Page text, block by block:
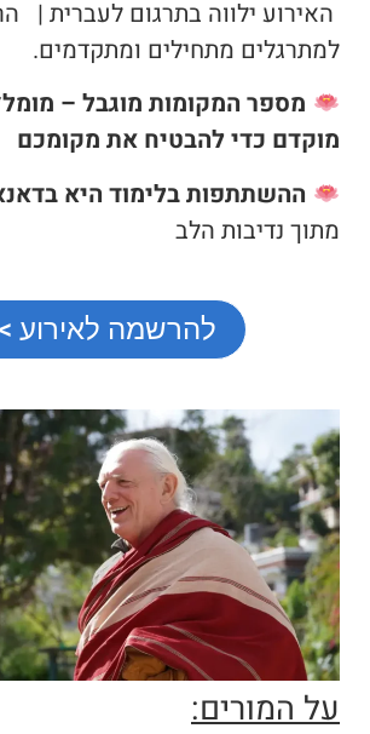
האירוע ילווה בתרגום לעברית |
למתרגלים מתחילים ומתקדמים.
מספר המקומות מוגבל –
מוקדם כדי להבטיח את מקומכם
ההשתתפות בלימוד היא
מתוך נדיבות הלב
להרשמה לאירוע
על המורים: